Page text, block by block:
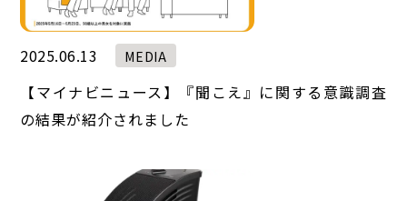
2025.06.13 MEDIA
【マイナビニュース】『聞こえ』に関する意識調査
の結果が紹介されました